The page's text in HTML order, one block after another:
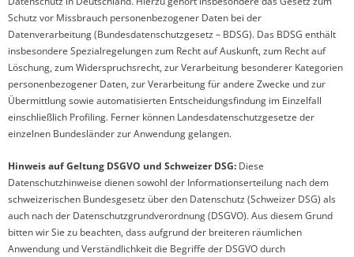
Schutz vor Missbrauch personenbezogener Daten bei der
Datenverarbeitung (Bundesdatenschutzgesetz – BDSG). Das BDSG enthält
insbesondere Spezialregelungen zum Recht auf Auskunft, zum Recht auf
Löschung, zum Widerspruchsrecht, zur Verarbeitung besonderer Kategorien
personenbezogener Daten, zur Verarbeitung für andere Zwecke und zur
Übermittlung sowie automatisierten Entscheidungsfindung im Einzelfall
einschließlich Profiling. Ferner können Landesdatenschutzgesetze der
einzelnen Bundesländer zur Anwendung gelangen.
Hinweis auf Geltung DSGVO und Schweizer DSG: Diese
Datenschutzhinweise dienen sowohl der Informationserteilung nach dem
schweizerischen Bundesgesetz über den Datenschutz (Schweizer DSG) als
auch nach der Datenschutzgrundverordnung (DSGVO). Aus diesem Grund
bitten wir Sie zu beachten, dass aufgrund der breiteren räumlichen
Anwendung und Verständlichkeit die Begriffe der DSGVO durch